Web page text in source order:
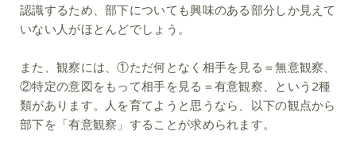
認識するため、部下についても興味のある部分しか見えて
いない人がほとんどでしょう。
また、観察には、①ただ何となく相手を見る＝無意観察、
②特定の意図をもって相手を見る＝有意観察、という2種
類があります。人を育てようと思うなら、以下の観点から
部下を「有意観察」することが求められます。